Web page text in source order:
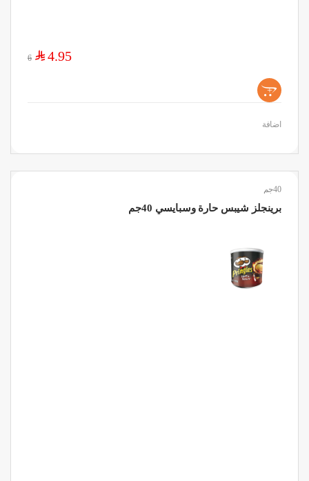
4.95
$
6
+
اضافة
40جم
برينجلز شيبس حارة وسبايسي 40جم